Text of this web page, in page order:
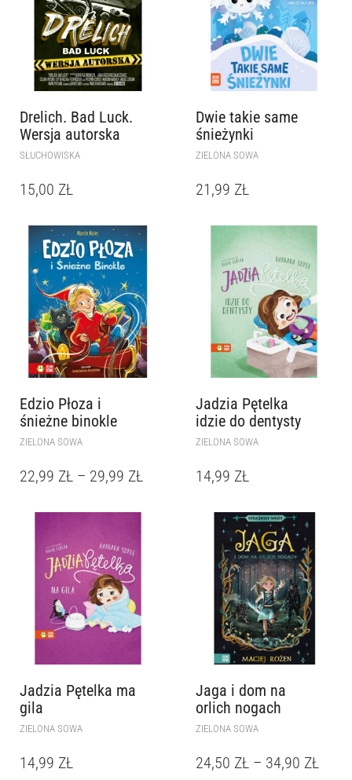
Drelich. Bad Luck.
Wersja autorska
SŁUCHOWISKA
15,00 ZŁ
Dwie takie same
śnieżynki
ZIELONA SOWA
21,99 ZŁ
Edzio Płoza i
śnieżne binokle
ZIELONA SOWA
22,99 ZŁ – 29,99 ZŁ
Jadzia Pętelka
idzie do dentysty
ZIELONA SOWA
14,99 ZŁ
Jadzia Pętelka ma
gila
ZIELONA SOWA
14,99 ZŁ
Jaga i dom na
orlich nogach
ZIELONA SOWA
24,50 ZŁ – 34,90 ZŁ